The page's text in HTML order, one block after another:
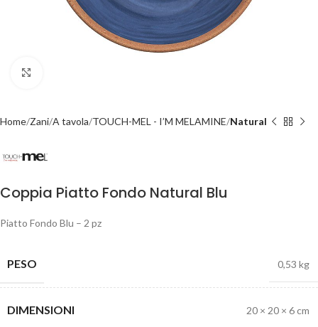
Home Zani A tavola TOUCH-MEL - I’M MELAMINE Natural
Coppia Piatto Fondo Natural Blu
Piatto Fondo Blu – 2 pz
PESO 0,53 kg
DIMENSIONI 20 × 20 × 6 cm